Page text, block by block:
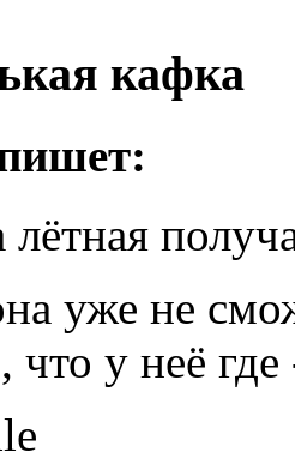
кафка
уже не
что у неё